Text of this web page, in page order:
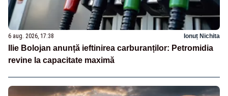
6 aug. 2026, 17:38 Ionuț Nichita
Ilie Bolojan anunță ieftinirea carburanților: Petromidia
revine la capacitate maximă